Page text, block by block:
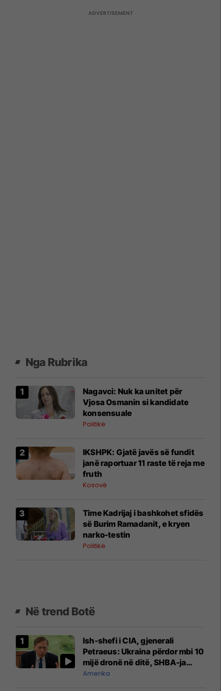
Nga Rubrika
Nagavci: Nuk ka unitet për
Vjosa Osmanin si kandidate
konsensuale
Politikë
IKSHPK: Gjatë javës së fundit
janë raportuar 11 raste të reja me
fruth
Kosovë
​Time Kadrijaj i bashkohet sfidës
së Burim Ramadanit, e kryen
narko-testin
Politikë
Në trend Botë
Ish-shefi i CIA, gjenerali
Petraeus: Ukraina përdor mbi 10
mijë dronë në ditë, SHBA-ja
mbetet shumë prapa në
Amerika